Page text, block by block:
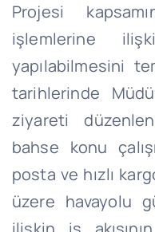
Projesi
işlemlerine
yapılabilmesini
tarihlerinde
ziyareti
bahse konu
posta ve hızlı
üzere havayolu